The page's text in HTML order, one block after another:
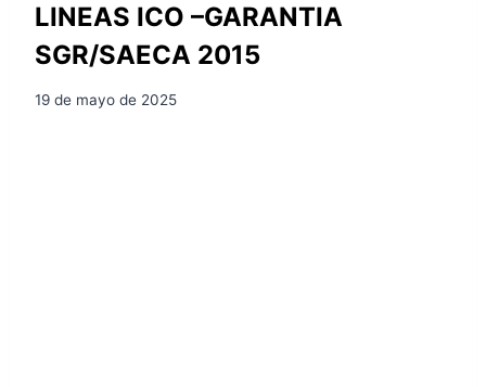
LINEAS ICO –GARANTIA
SGR/SAECA 2015
19 de mayo de 2025